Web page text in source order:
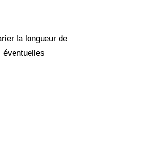
la longueur de
éventuelles